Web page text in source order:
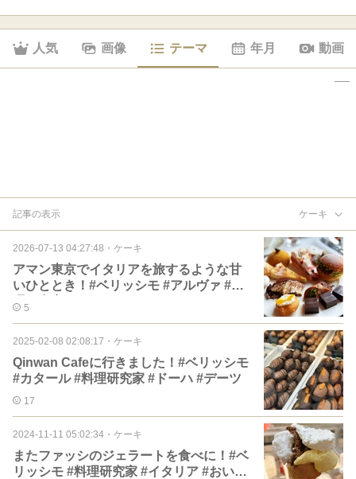
人気 画像 テーマ 年月 動画
記事の表示 ケーキ
2026-07-13 04:27:48 ・ ケーキ
アマン東京でイタリアを旅するような甘
いひととき！#ベリッシモ #アルヴァ #料
理研究家
5
2025-02-08 02:08:17 ・ ケーキ
Qinwan Cafeに行きました！#ベリッシモ
#カタール #料理研究家 #ドーハ #デーツ
17
2024-11-11 05:02:34 ・ ケーキ
またファッシのジェラートを食べに！#ベ
リッシモ #料理研究家 #イタリア #おいし